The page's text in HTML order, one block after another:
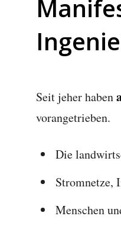
Seit jeher haben
vorangetrieben.
Die
Stromnetze,
Menschen